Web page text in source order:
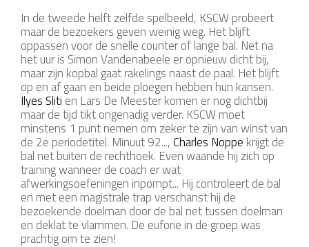
In de tweede helft zelfde spelbeeld, KSCW probeert
maar de bezoekers geven weinig weg. Het blijft
oppassen voor de snelle counter of lange bal. Net na
het uur is Simon Vandenabeele er opnieuw dicht bij,
maar zijn kopbal gaat rakelings naast de paal. Het blijft
op en af gaan en beide ploegen hebben hun kansen.
Ilyes Sliti en Lars De Meester komen er nog dichtbij
maar de tijd tikt ongenadig verder. KSCW moet
minstens 1 punt nemen om zeker te zijn van winst van
de 2e periodetitel. Minuut 92...,Charles Noppe krijgt de
bal net buiten de rechthoek. Even waande hij zich op
training wanneer de coach er wat
afwerkingsoefeningen inpompt... Hij controleert de bal
en met een magistrale trap verschanst hij de
bezoekende doelman door de bal net tussen doelman
en deklat te vlammen. De euforie in de groep was
prachtig om te zien!